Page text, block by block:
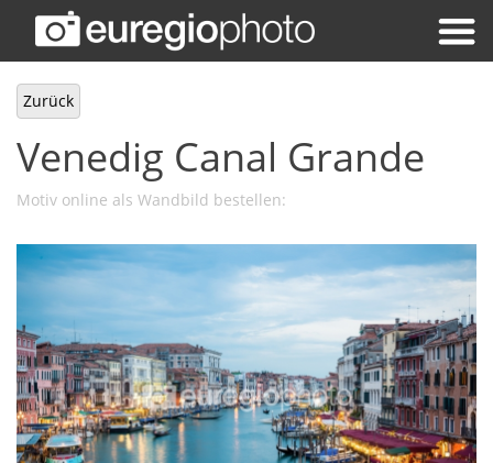
Zurück
Venedig Canal Grande
Motiv online als Wandbild bestellen: